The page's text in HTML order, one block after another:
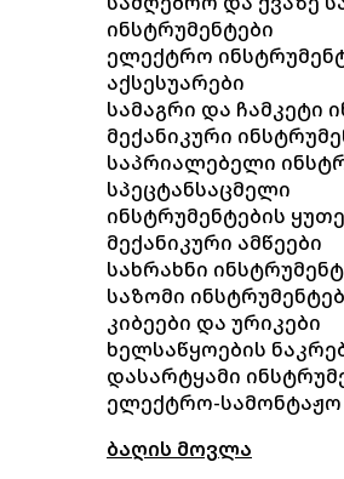
ინსტრუმენტები
ელექტრო
აქსესუარები
სამაგრი და ჩამკეტი
მექანიკური
საპრიალებელი
სპეცტანსაცმელი
ინსტრუმენტების
მექანიკური ამწეები
სახრახნი
საზომი
კიბეები და ურიკები
ხელსაწყოების
დასარტყამი
ელექტრო-სამონტაჟო
ბაღის მოვლა